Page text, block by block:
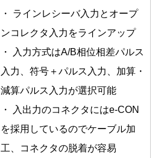
・ ラインレシーバ入力とオープ
ンコレクタ入力をラインアップ
・ 入力方式はA/B相位相差パルス
入力、符号＋パルス入力、加算・
減算パルス入力が選択可能
・ 入出力のコネクタにはe-CON
を採用しているのでケーブル加
工、コネクタの脱着が容易